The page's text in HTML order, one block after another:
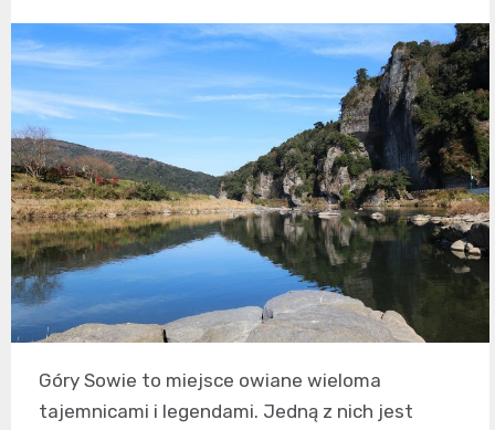
Góry Sowie to miejsce owiane wieloma
tajemnicami i legendami. Jedną z nich jest